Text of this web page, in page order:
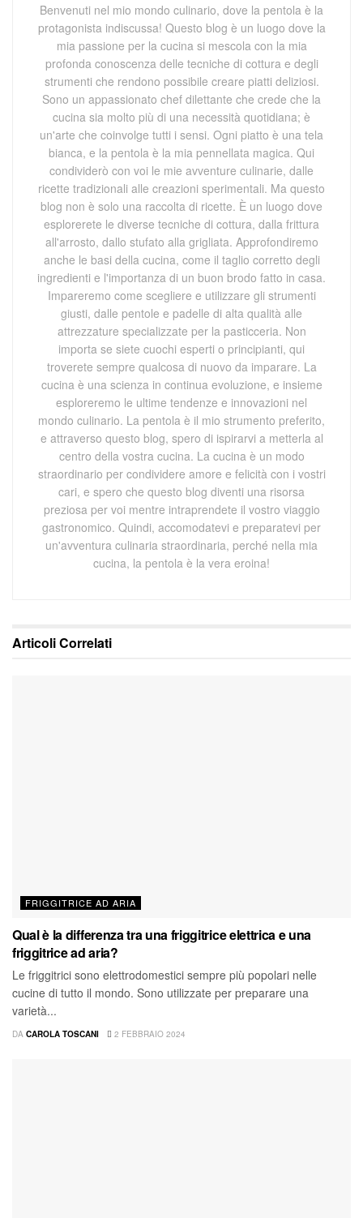
Benvenuti nel mio mondo culinario, dove la pentola è la
protagonista indiscussa! Questo blog è un luogo dove la
mia passione per la cucina si mescola con la mia
profonda conoscenza delle tecniche di cottura e degli
strumenti che rendono possibile creare piatti deliziosi.
Sono un appassionato chef dilettante che crede che la
cucina sia molto più di una necessità quotidiana; è
un'arte che coinvolge tutti i sensi. Ogni piatto è una tela
bianca, e la pentola è la mia pennellata magica. Qui
condividerò con voi le mie avventure culinarie, dalle
ricette tradizionali alle creazioni sperimentali. Ma questo
blog non è solo una raccolta di ricette. È un luogo dove
esplorerete le diverse tecniche di cottura, dalla frittura
all'arrosto, dallo stufato alla grigliata. Approfondiremo
anche le basi della cucina, come il taglio corretto degli
ingredienti e l'importanza di un buon brodo fatto in casa.
Impareremo come scegliere e utilizzare gli strumenti
giusti, dalle pentole e padelle di alta qualità alle
attrezzature specializzate per la pasticceria. Non
importa se siete cuochi esperti o principianti, qui
troverete sempre qualcosa di nuovo da imparare. La
cucina è una scienza in continua evoluzione, e insieme
esploreremo le ultime tendenze e innovazioni nel
mondo culinario. La pentola è il mio strumento preferito,
e attraverso questo blog, spero di ispirarvi a metterla al
centro della vostra cucina. La cucina è un modo
straordinario per condividere amore e felicità con i vostri
cari, e spero che questo blog diventi una risorsa
preziosa per voi mentre intraprendete il vostro viaggio
gastronomico. Quindi, accomodatevi e preparatevi per
un'avventura culinaria straordinaria, perché nella mia
cucina, la pentola è la vera eroina!
ArticoliCorrelati
FRIGGITRICE AD ARIA
Qual è la differenza tra una friggitrice elettrica e una
friggitrice ad aria?
Le friggitrici sono elettrodomestici sempre più popolari nelle
cucine di tutto il mondo. Sono utilizzate per preparare una
varietà...
DA CAROLA TOSCANI 2 FEBBRAIO 2024